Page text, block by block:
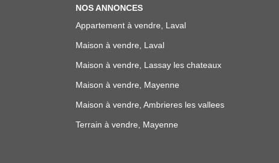
NOS ANNONCES
Appartement à vendre, Laval
Maison à vendre, Laval
Maison à vendre, Lassay les chateaux
Maison à vendre, Mayenne
Maison à vendre, Ambrieres les vallees
Terrain à vendre, Mayenne